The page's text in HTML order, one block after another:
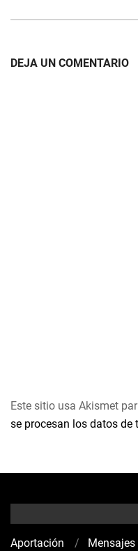
DEJA UN COMENTARIO
Este sitio usa Akismet
se procesan los datos de
Aportación